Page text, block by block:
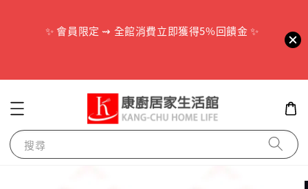
        ✨ 會員限定 ⇝ 全館消費立即獲得5%回饋金 ✨
搜尋